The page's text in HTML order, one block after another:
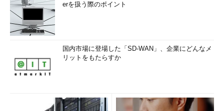
erを扱う際のポイント
国内市場に登場した「SD-WAN」、企業にどんなメ
リットをもたらすか